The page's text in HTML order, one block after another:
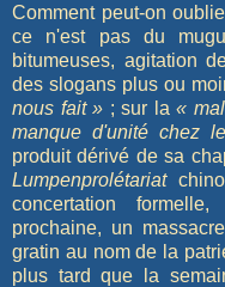
Comment peut-on
ce n'est pas du
bitumeuses, agitation
des slogans plus ou
nous fait » ; sur la«
manque d'unité chez
produit dérivé de sa
Lumpenprolétariat
concertation
prochaine, un
gratin au nom de la
plus tard que la